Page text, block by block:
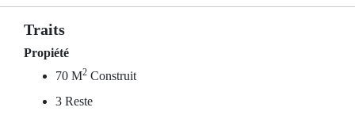
Traits
Propiété
70 M2 Construit
3 Reste